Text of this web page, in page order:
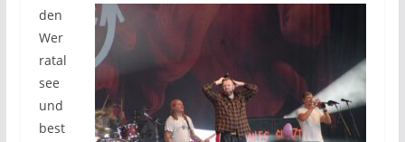
den
Wer
ratal
see
und
best